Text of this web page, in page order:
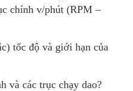
chính v/phút (RPM –
tốc độ và giới hạn của
và các trục chạy dao?